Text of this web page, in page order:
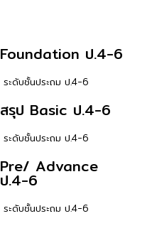
Foundation ป.4-6
ระดับชั้นประถม ป.4-6
สรุป Basic ป.4-6
ระดับชั้นประถม ป.4-6
Pre/ Advance
ป.4-6
ระดับชั้นประถม ป.4-6